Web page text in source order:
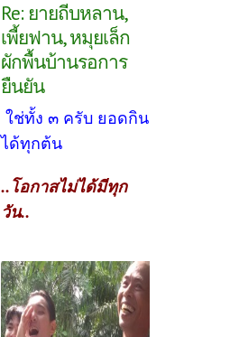
Re: ยายถีบหลาน,
เพี้ยฟาน, หมุยเล็ก
ผักพื้นบ้านรอการ
ยืนยัน
ใช่ทั้ง ๓ ครับ ยอดกิน
ได้ทุกต้น
..โอกาสไม่ได้มีทุก
วัน..